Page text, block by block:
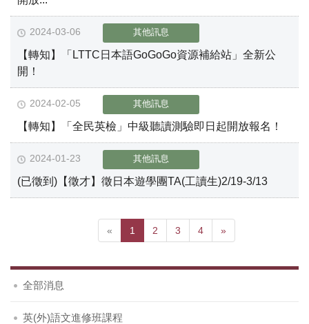
2024-03-06 其他訊息
【轉知】「LTTC日本語GoGoGo資源補給站」全新公
開！
2024-02-05 其他訊息
【轉知】「全民英檢」中級聽讀測驗即日起開放報名！
2024-01-23 其他訊息
(已徵到)【徵才】徵日本遊學團TA(工讀生)2/19-3/13
« 1 2 3 4 »
全部消息
英(外)語文進修班課程